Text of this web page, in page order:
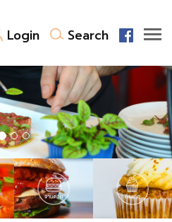
Login Search